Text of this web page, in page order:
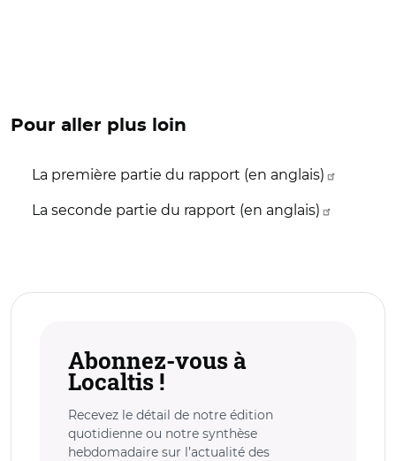
Pour aller plus loin
La première partie du rapport (en anglais)
La seconde partie du rapport (en anglais)
Abonnez-vous à
Localtis !
Recevez le détail de notre édition
quotidienne ou notre synthèse
hebdomadaire sur l’actualité des